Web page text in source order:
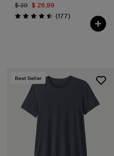
$ 39 $ 26,99
Valoración: 4.5 / 5
(177Comentarios
)
Best Seller